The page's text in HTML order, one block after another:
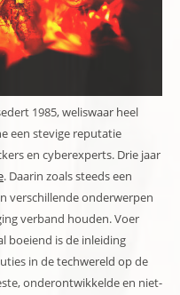
1985, weliswaar heel
een stevige reputatie
en cyberexperts. Drie jaar
. Daarin zoals steeds een
verschillende onderwerpen
verband houden. Voer
boeiend is de inleiding
in de techwereld op de
onderontwikkelde en niet-